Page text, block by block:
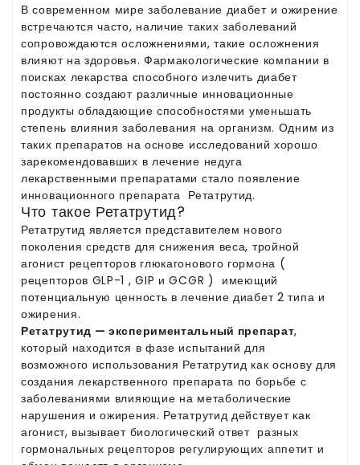
В современном мире заболевание диабет и ожирение
встречаются часто, наличие таких заболеваний
сопровождаются осложнениями, такие осложнения
влияют на здоровья. Фармакологические компании в
поисках лекарства способного излечить диабет
постоянно создают различные инновационные
продукты обладающие способностями уменьшать
степень влияния заболевания на организм. Одним из
таких препаратов на основе исследований хорошо
зарекомендовавших в лечение недуга
лекарственными препаратами стало появление
инновационного препарата Ретатрутид.
Что такое Ретатрутид?
Ретатрутид является представителем нового
поколения средств для снижения веса, тройной
агонист рецепторов глюкагонового гормона (
рецепторов GLP-1 , GIP и GCGR ) имеющий
потенциальную ценность в лечение диабет 2 типа и
ожирения.
Ретатрутид — экспериментальный препарат,
который находится в фазе испытаний для
возможного использования Ретатрутид как основу для
создания лекарственного препарата по борьбе с
заболеваниями влияющие на метаболические
нарушения и ожирения. Ретатрутид действует как
агонист, вызывает биологический ответ разных
гормональных рецепторов регулирующих аппетит и